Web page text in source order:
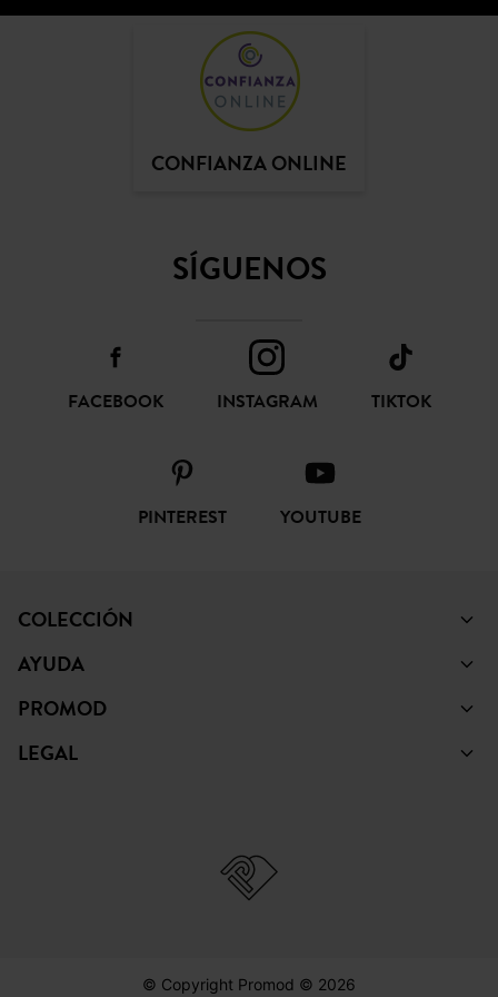
CONFIANZA ONLINE
SÍGUENOS
FACEBOOK INSTAGRAM TIKTOK
PINTEREST YOUTUBE
COLECCIÓN
AYUDA
PROMOD
LEGAL
© Copyright Promod © 2026